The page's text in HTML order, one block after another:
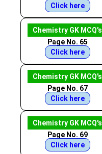
Click here
Chemistry GK MCQ's
Page No. 65
Click here
Chemistry GK MCQ's
Page No. 67
Click here
Chemistry GK MCQ's
Page No. 69
Click here